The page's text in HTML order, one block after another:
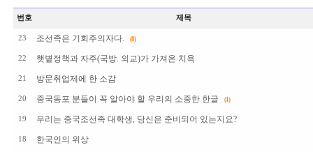
번호 제목
23 조선족은 기회주의자다. (8)
22 햇볕정책과 자주(국방. 외교)가 가져온 치욕
21 방문취업제에 한 소감
20 중국동포 분들이 꼭 알아야 할 우리의 소중한 한글 (1)
19 우리는 중국조선족 대학생, 당신은 준비되어 있는지요?
18 한국인의 위상